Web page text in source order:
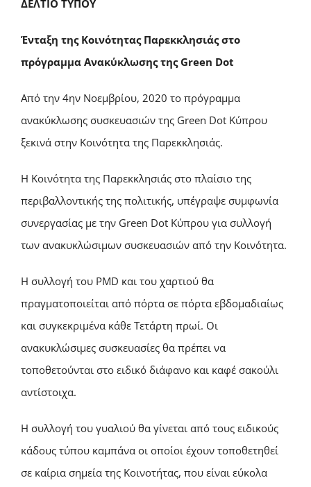
ΔΕΛΤΙΟ ΤΥΠΟΥ
Ένταξη της Κοινότητας Παρεκκλησιάς στο
πρόγραμμα Ανακύκλωσης της Green Dot
Από την 4ην Νοεμβρίου, 2020 το πρόγραμμα
ανακύκλωσης συσκευασιών της Green Dot Κύπρου
ξεκινά στην Κοινότητα της Παρεκκλησιάς.
Η Κοινότητα της Παρεκκλησιάς στο πλαίσιο της
περιβαλλοντικής της πολιτικής, υπέγραψε συμφωνία
συνεργασίας με την Green Dot Κύπρου για συλλογή
των ανακυκλώσιμων συσκευασιών από την Κοινότητα.
Η συλλογή του PMD και του χαρτιού θα
πραγματοποιείται από πόρτα σε πόρτα εβδομαδιαίως
και συγκεκριμένα κάθε Τετάρτη πρωί. Οι
ανακυκλώσιμες συσκευασίες θα πρέπει να
τοποθετούνται στο ειδικό διάφανο και καφέ σακούλι
αντίστοιχα.
Η συλλογή του γυαλιού θα γίνεται από τους ειδικούς
κάδους τύπου καμπάνα οι οποίοι έχουν τοποθετηθεί
σε καίρια σημεία της Κοινοτήτας, που είναι εύκολα